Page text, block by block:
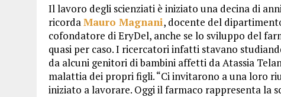
Il lavoro degli scienziati è iniziato una decina di
ricordaMauro Magnani, docente del
cofondatore di EryDel, anche se lo sviluppo del
quasi per caso. I ricercatori infatti stavano
da alcuni genitori di bambini affetti da Atassia
malattia dei propri figli. “Ci invitarono a una loro
iniziato a lavorare. Oggi il farmaco rappresenta la